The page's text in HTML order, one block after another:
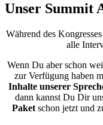
Unser Summit
Während des
alle
Wenn Du aber schon
zur Verfügung haben
Inhalte unserer
dann kannst Du Dir
Paket schon jetzt und